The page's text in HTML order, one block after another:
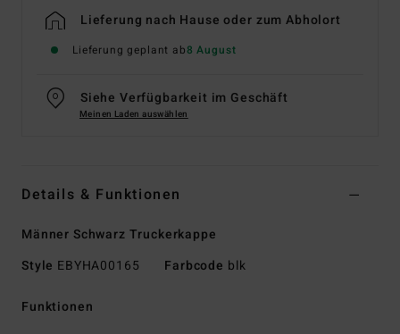
Lieferung nach Hause oder zum Abholort
Lieferung geplant ab8 August
Siehe Verfügbarkeit im Geschäft
Meinen Laden auswählen
Details & Funktionen
Männer Schwarz Truckerkappe
Style EBYHA00165 Farbcode blk
Funktionen